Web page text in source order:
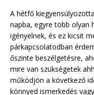
A hétfő
napba, egyre több olyan
igényelnek, és ez kicsit
párkapcsolatodban
őszinte beszélgetésre,
mire van szükségetek
működjön a következő
könnyed ismerkedés